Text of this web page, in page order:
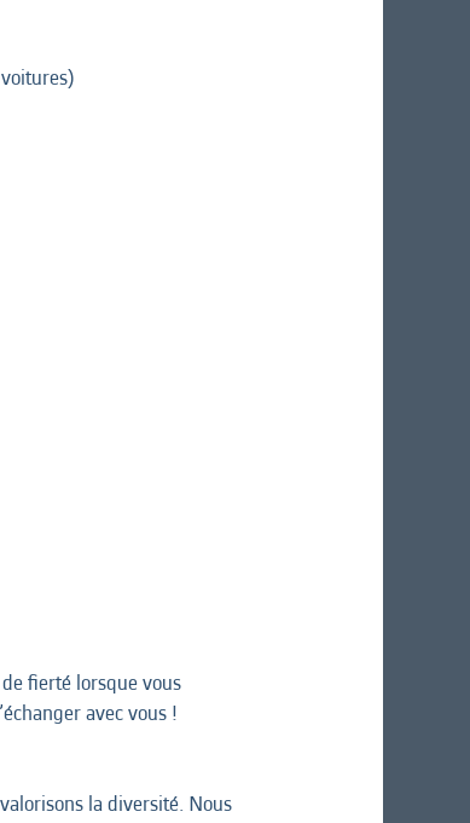
fierté lorsque vous
avec vous !
la diversité. Nous